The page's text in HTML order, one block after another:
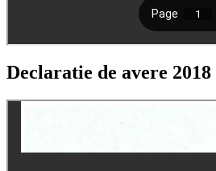
Declaratie de avere 2018